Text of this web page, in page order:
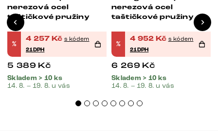
nerezová ocel
taštičkové pružiny
%
4 257 Kč s kódem
21DPH
5 389 Kč
Skladem > 10 ks
14. 8. – 19. 8. u vás
nerezová ocel
taštičkové pružiny
%
4 952 Kč s kódem
21DPH
6 269 Kč
Skladem > 10 ks
14. 8. – 19. 8. u vás